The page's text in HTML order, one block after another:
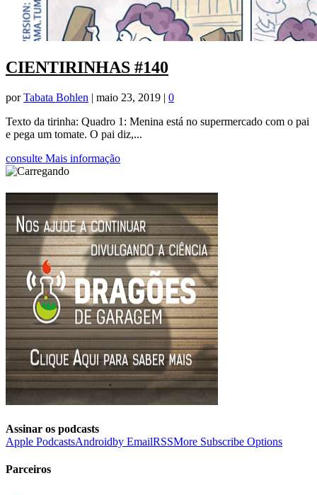
CIENTIRINHAS #140
porTabata Bohlen | maio 23, 2019 | 0
Texto da tirinha: Quadro 1: Menina está no supermercado com o pai
e pega um tomate. O pai diz,...
consulte Mais informação
Assinar os podcasts
Apple PodcastsAndroidby EmailRSSMore Subscribe Options
Parceiros